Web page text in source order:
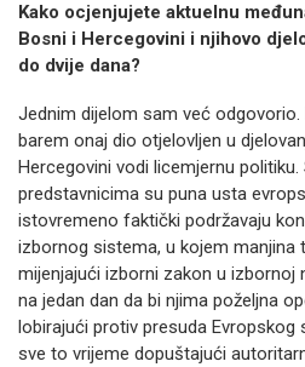
Kako ocjenjujete aktuelnu
Bosni i Hercegovini i njihovo
do dvije dana?
Jednim dijelom sam već
barem onaj dio otjelovljen u
Hercegovini vodi licemjernu
predstavnicima su puna usta
istovremeno faktički podržavaju
izbornog sistema, u kojem manjina
mijenjajući izborni zakon u izbornoj
na jedan dan da bi njima poželjna
lobirajući protiv presuda Evropskog
sve to vrijeme dopuštajući